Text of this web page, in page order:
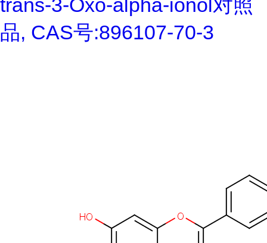
trans-3-Oxo-alpha-ionol对照
品, CAS号:896107-70-3